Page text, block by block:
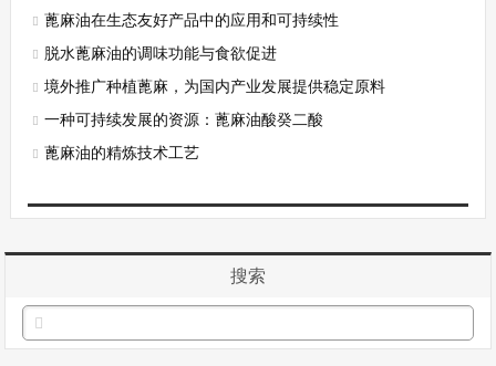
蓖麻油在生态友好产品中的应用和可持续性
脱水蓖麻油的调味功能与食欲促进
境外推广种植蓖麻，为国内产业发展提供稳定原料
一种可持续发展的资源：蓖麻油酸癸二酸
蓖麻油的精炼技术工艺
搜索